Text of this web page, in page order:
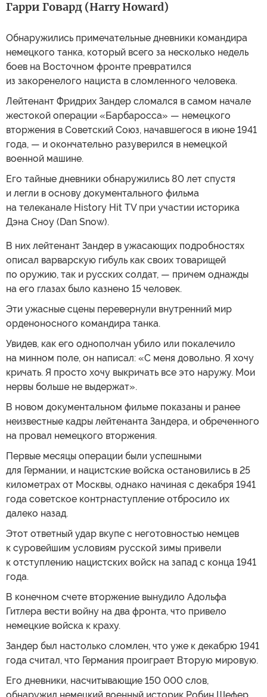
Гарри Говард (Harry Howard)
Обнаружились примечательные дневники командира
немецкого танка, который всего за несколько недель
боев на Восточном фронте превратился
из закоренелого нациста в сломленного человека.
Лейтенант Фридрих Зандер сломался в самом начале
жестокой операции «Барбаросса» — немецкого
вторжения в Советский Союз, начавшегося в июне 1941
года, — и окончательно разуверился в немецкой
военной машине.
Его тайные дневники обнаружились 80 лет спустя
и легли в основу документального фильма
на телеканале History Hit TV при участии историка
Дэна Сноу (Dan Snow).
В них лейтенант Зандер в ужасающих подробностях
описал варварскую гибуль как своих товарищей
по оружию, так и русских солдат, — причем однажды
на его глазах было казнено 15 человек.
Эти ужасные сцены перевернули внутренний мир
орденоносного командира танка.
Увидев, как его однополчан убило или покалечило
на минном поле, он написал: «С меня довольно. Я хочу
кричать. Я просто хочу выкричать все это наружу. Мои
нервы больше не выдержат».
В новом документальном фильме показаны и ранее
неизвестные кадры лейтенанта Зандера, и обреченного
на провал немецкого вторжения.
Первые месяцы операции были успешными
для Германии, и нацистские войска остановились в 25
километрах от Москвы, однако начиная с декабря 1941
года советское контрнаступление отбросило их
далеко назад.
Этот ответный удар вкупе с неготовностью немцев
к суровейшим условиям русской зимы привели
к отступлению нацистских войск на запад с конца 1941
года.
В конечном счете вторжение вынудило Адольфа
Гитлера вести войну на два фронта, что привело
немецкие войска к краху.
Зандер был настолько сломлен, что уже к декабрю 1941
года считал, что Германия проиграет Вторую мировую.
Его дневники, насчитывающие 150 000 слов,